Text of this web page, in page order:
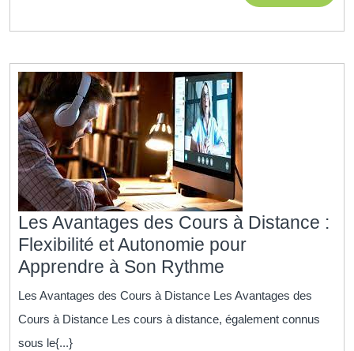
Sans
Contraintes
MORE
Les Avantages des Cours à Distance :
Flexibilité et Autonomie pour
Apprendre à Son Rythme
Avantages
des
Cours
Les Avantages des Cours à Distance Les Avantages des
Cours à Distance Les cours à distance, également connus
sous le{...}